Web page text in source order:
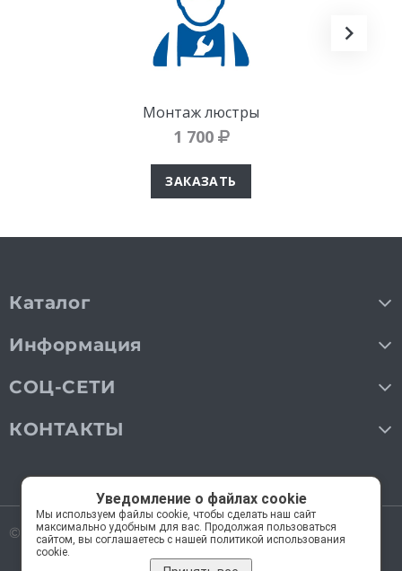
Монтаж люстры
1 700
ЗАКАЗАТЬ
Каталог
Информация
СОЦ-СЕТИ
КОНТАКТЫ
© 2018—2026 Мос Люстры.Все права защищены
Уведомление о файлах cookie
Мы используем файлы cookie, чтобы сделать наш сайт
максимально удобным для вас. Продолжая пользоваться
сайтом, вы соглашаетесь с нашей политикой использования
cookie.